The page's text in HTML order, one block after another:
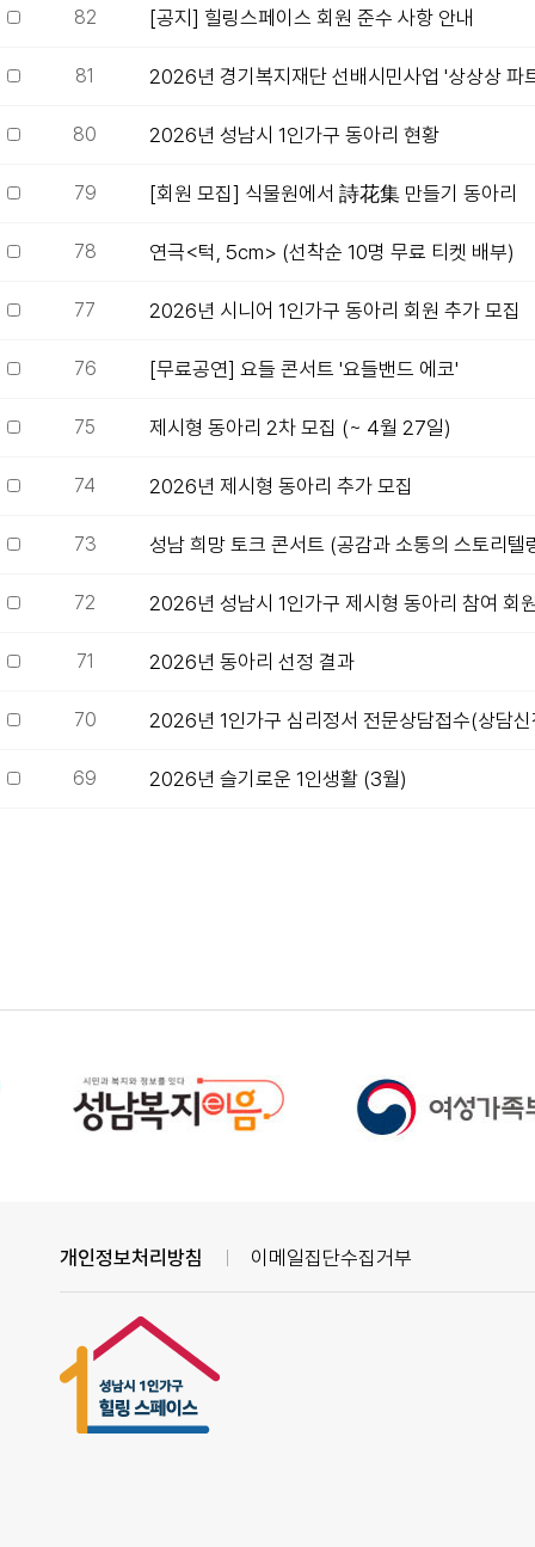
82 [공지] 힐링스페이스 회원 준수 사항 안내
81 2026년 경기복지재단 선배시민사업 '상상상 파
80 2026년 성남시 1인가구 동아리 현황
79 [회원 모집] 식물원에서 詩花集 만들기 동아리
78 연극<턱, 5cm> (선착순 10명 무료 티켓 배부)
77 2026년 시니어 1인가구 동아리 회원 추가 모집
76 [무료공연] 요들 콘서트 '요들밴드 에코'
75 제시형 동아리 2차 모집 (~ 4월 27일)
74 2026년 제시형 동아리 추가 모집
73 성남 희망 토크 콘서트 (공감과 소통의 스토리텔
72 2026년 성남시 1인가구 제시형 동아리 참여 회
71 2026년 동아리 선정 결과
70 2026년 1인가구 심리정서 전문상담접수(상담
69 2026년 슬기로운 1인생활 (3월)
개인정보처리방침 이메일집단수집거부